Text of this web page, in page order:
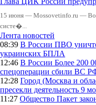
15 июня — Mossovetinfo.ru — Во
систе�...
Лента новостей
08:39 В России ПВО
украинских БПЛА
12:46 В России Более 200
спецоперации сбили ВС
12:28 Город (Москва и
пресекли деятельность 9
11:27 Общество Пакет